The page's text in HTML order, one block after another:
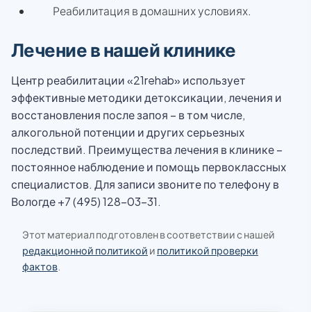
Реабилитация в домашних условиях.
Лечение в нашей клинике
Центр реабилитации «21rehab» использует
эффективные методики детоксикации, лечения и
восстановления после запоя – в том числе,
алкогольной потенции и других серьезных
последствий. Преимущества лечения в клинике –
постоянное наблюдение и помощь первоклассных
специалистов. Для записи звоните по телефону в
Вологде +7 (495) 128-03-31.
Этот материал подготовлен в соответствии с нашей
редакционной политикой и политикой проверки
фактов